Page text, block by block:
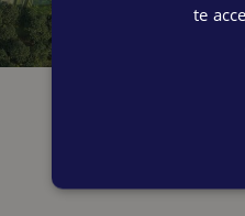
waar groen
centraal staan.
net als het
principes worden
te